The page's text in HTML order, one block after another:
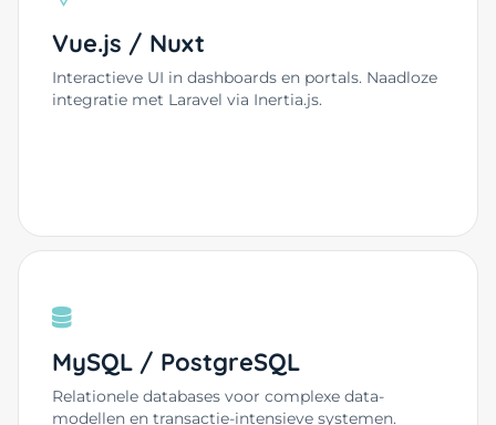
Vue.js / Nuxt
Interactieve UI in dashboards en portals. Naadloze
integratie met Laravel via Inertia.js.
MySQL / PostgreSQL
Relationele databases voor complexe data-
modellen en transactie-intensieve systemen.